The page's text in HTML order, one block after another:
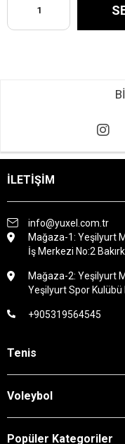
İLETİŞİM
info@yuxel.com.tr
Mağaza-1: Yeşilyurt
İş Merkezi No:2
Mağaza-2: Yeşilyurt
Yeşilyurt Spor
+905319564545
Tenis
Voleybol
Popüler Kategoriler